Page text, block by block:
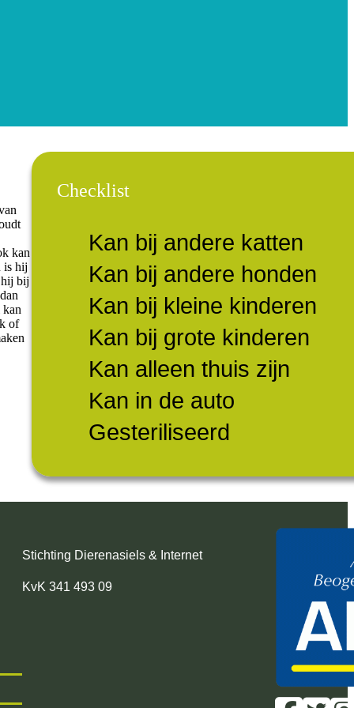
kan
is hij
hij bij
kan
of
Checklist
Kan bij andere katten
Kan bij andere honden
Kan bij kleine kinderen
Kan bij grote kinderen
Kan alleen thuis zijn
Kan in de auto
Gesteriliseerd
Stichting Dierenasiels & Internet
KvK 341 493 09